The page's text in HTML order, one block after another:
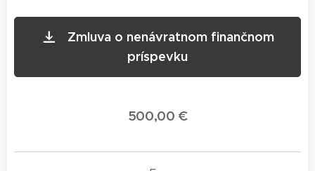
Zmluva o nenávratnom finančnom
príspevku
500,00 €